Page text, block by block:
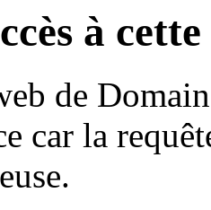
à
de
car la